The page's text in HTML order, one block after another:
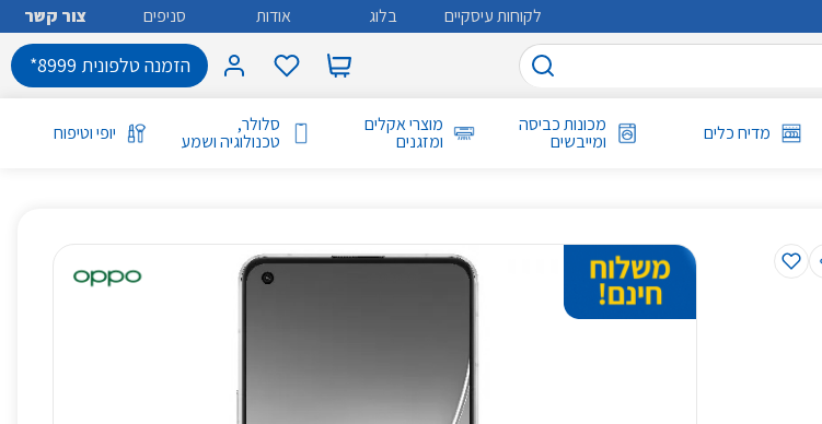
לקוחות עיסקיים בלוג אודות סניפים צור קשר
הזמנה טלפונית 8999*
מדיח כלים מכונות כביסה
ומייבשים
מוצרי אקלים
ומזגנים
סלולר,
טכנולוגיה ושמע יופי וטיפוח